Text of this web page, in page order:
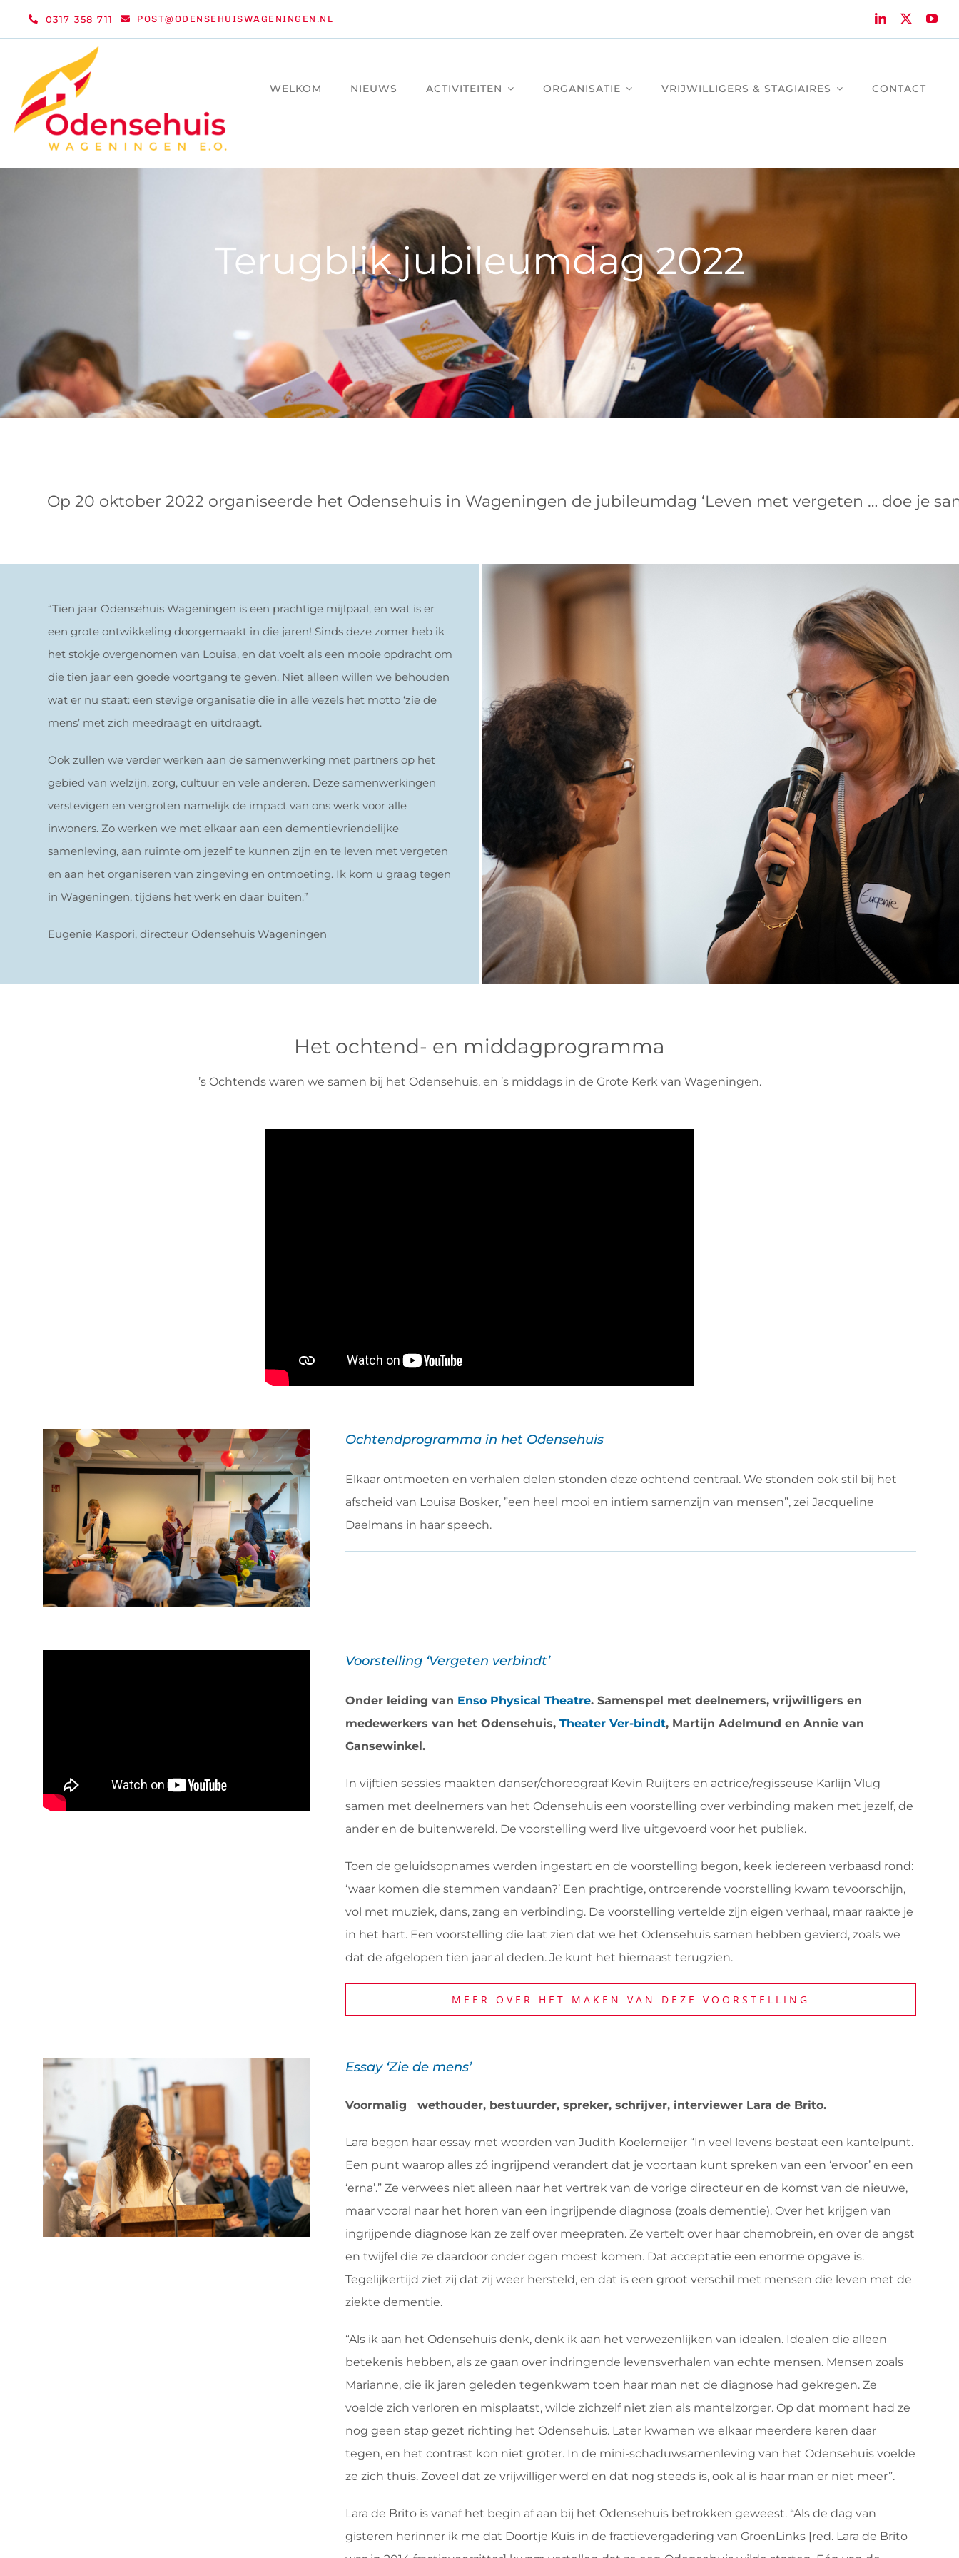
0317 358 711 POST@ODENSEHUISWAGENINGEN.NL
WELKOM NIEUWS ACTIVITEITEN ORGANISATIE VRIJWILLIGERS & STAGIAIRES CONTACT
Terugblik jubileumdag 2022
Op 20 oktober 2022 organiseerde het Odensehuis in Wageningen de jubileumdag ‘Leven met vergeten … doe je
“Tien jaar Odensehuis Wageningen is een prachtige mijlpaal, en wat is er
een grote ontwikkeling doorgemaakt in die jaren! Sinds deze zomer heb ik
het stokje overgenomen van Louisa, en dat voelt als een mooie opdracht om
die tien jaar een goede voortgang te geven. Niet alleen willen we behouden
wat er nu staat: een stevige organisatie die in alle vezels het motto ‘zie de
mens’ met zich meedraagt en uitdraagt.
Ook zullen we verder werken aan de samenwerking met partners op het
gebied van welzijn, zorg, cultuur en vele anderen. Deze samenwerkingen
verstevigen en vergroten namelijk de impact van ons werk voor alle
inwoners. Zo werken we met elkaar aan een dementievriendelijke
samenleving, aan ruimte om jezelf te kunnen zijn en te leven met vergeten
en aan het organiseren van zingeving en ontmoeting. Ik kom u graag tegen
in Wageningen, tijdens het werk en daar buiten.”
Eugenie Kaspori, directeur Odensehuis Wageningen
Het ochtend- en middagprogramma
’s Ochtends waren we samen bij het Odensehuis, en ’s middags in de Grote Kerk van Wageningen.
Ochtendprogramma in het Odensehuis
Elkaar ontmoeten en verhalen delen stonden deze ochtend centraal. We stonden ook stil bij het
afscheid van Louisa Bosker, ”een heel mooi en intiem samenzijn van mensen”, zei Jacqueline
Daelmans in haar speech.
Voorstelling ‘Vergeten verbindt’
Onder leiding van Enso Physical Theatre. Samenspel met deelnemers, vrijwilligers en
medewerkers van het Odensehuis,Theater Ver-bindt, Martijn Adelmund en Annie van
Gansewinkel.
In vijftien sessies maakten danser/choreograaf Kevin Ruijters en actrice/regisseuse Karlijn Vlug
samen met deelnemers van het Odensehuis een voorstelling over verbinding maken met jezelf, de
ander en de buitenwereld. De voorstelling werd live uitgevoerd voor het publiek.
Toen de geluidsopnames werden ingestart en de voorstelling begon, keek iedereen verbaasd rond:
‘waar komen die stemmen vandaan?’ Een prachtige, ontroerende voorstelling kwam tevoorschijn,
vol met muziek, dans, zang en verbinding. De voorstelling vertelde zijn eigen verhaal, maar raakte je
in het hart. Een voorstelling die laat zien dat we het Odensehuis samen hebben gevierd, zoals we
dat de afgelopen tien jaar al deden. Je kunt het hiernaast terugzien.
MEER OVER HET MAKEN VAN DEZE VOORSTELLING
Essay ‘Zie de mens’
Voormalig wethouder, bestuurder, spreker, schrijver, interviewer Lara de Brito.
Lara begon haar essay met woorden van Judith Koelemeijer “In veel levens bestaat een kantelpunt.
Een punt waarop alles zó ingrijpend verandert dat je voortaan kunt spreken van een ‘ervoor’ en een
‘erna’.” Ze verwees niet alleen naar het vertrek van de vorige directeur en de komst van de nieuwe,
maar vooral naar het horen van een ingrijpende diagnose (zoals dementie). Over het krijgen van
ingrijpende diagnose kan ze zelf over meepraten. Ze vertelt over haar chemobrein, en over de angst
en twijfel die ze daardoor onder ogen moest komen. Dat acceptatie een enorme opgave is.
Tegelijkertijd ziet zij dat zij weer hersteld, en dat is een groot verschil met mensen die leven met de
ziekte dementie.
“Als ik aan het Odensehuis denk, denk ik aan het verwezenlijken van idealen. Idealen die alleen
betekenis hebben, als ze gaan over indringende levensverhalen van echte mensen. Mensen zoals
Marianne, die ik jaren geleden tegenkwam toen haar man net de diagnose had gekregen. Ze
voelde zich verloren en misplaatst, wilde zichzelf niet zien als mantelzorger. Op dat moment had ze
nog geen stap gezet richting het Odensehuis. Later kwamen we elkaar meerdere keren daar
tegen, en het contrast kon niet groter. In de mini-schaduwsamenleving van het Odensehuis voelde
ze zich thuis. Zoveel dat ze vrijwilliger werd en dat nog steeds is, ook al is haar man er niet meer”.
Lara de Brito is vanaf het begin af aan bij het Odensehuis betrokken geweest. “Als de dag van
gisteren herinner ik me dat Doortje Kuis in de fractievergadering van GroenLinks [red. Lara de Brito